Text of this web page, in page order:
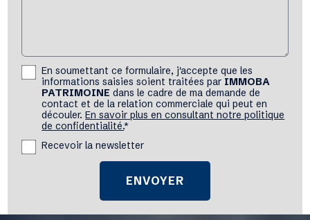
En soumettant ce formulaire, j'accepte que les
informations saisies soient traitées par IMMOBA
PATRIMOINE dans le cadre de ma demande de
contact et de la relation commerciale qui peut en
découler.En savoir plus en consultant notre politique
de confidentialité.*
Recevoir la newsletter